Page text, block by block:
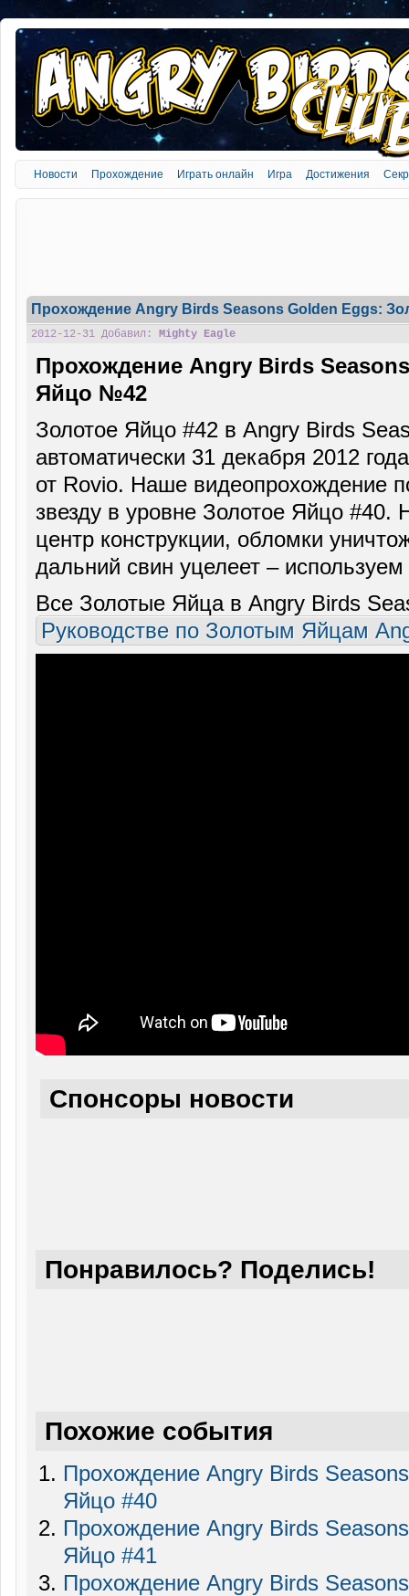
Новости Прохождение Играть онлайн Игра Достижения
Прохождение Angry Birds Seasons Golden Eggs:
2012-12-31 Добавил: Mighty Eagle
Прохождение Angry Birds
Яйцо №42
Золотое Яйцо #42 в Angry Birds
автоматически 31 декабря 2012
от Rovio. Наше видеопрохождение
звезду в уровне Золотое Яйцо
центр конструкции, обломки
дальний свин уцелеет –
Все Золотые Яйца в Angry Birds
Руководстве по Золотым Яйцам
Спонсоры новости
Понравилось? Поделись!
Похожие события
Прохождение Angry Birds
Яйцо #40
Прохождение Angry Birds
Яйцо #41
Прохождение Angry Birds